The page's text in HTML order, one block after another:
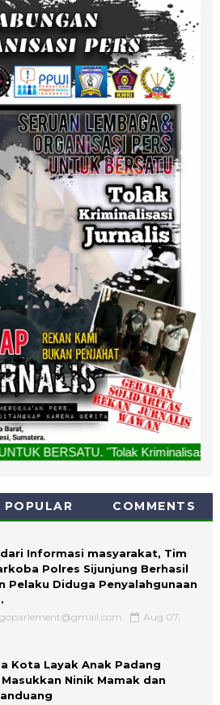
"Tolak Kriminalisasi
POPULAR COMMENTS
Informasi masyarakat, Tim
Polres Sijunjung Berhasil
Pelaku Diduga Penyalahgunaan
Aug 07,
Kota Layak Anak Padang
Ninik Mamak dan